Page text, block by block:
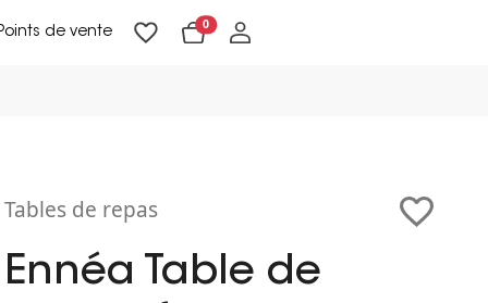
de vente 0
Tables de repas
Ennéa Table de